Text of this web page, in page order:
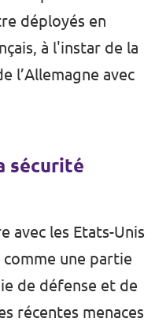
déployés en
à l'instar de la
l’Allemagne avec
sécurité
avec les Etats-Unis
une partie
de défense et de
récentes menaces